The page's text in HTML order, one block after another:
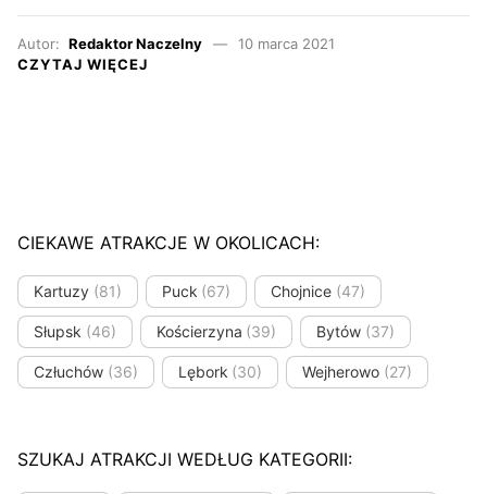
Autor: Redaktor Naczelny
10 marca 2021
CZYTAJ WIĘCEJ
CIEKAWE ATRAKCJE W OKOLICACH:
Kartuzy (81) Puck (67) Chojnice (47)
Słupsk (46) Kościerzyna (39) Bytów (37)
Człuchów (36) Lębork (30) Wejherowo (27)
SZUKAJ ATRAKCJI WEDŁUG KATEGORII: